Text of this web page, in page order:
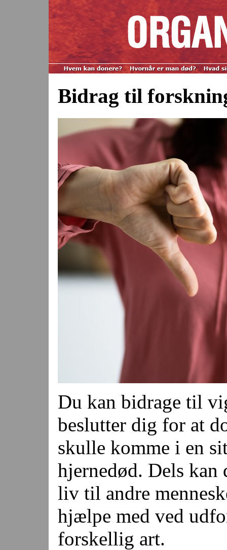
Bidrag til
Du kan bidrage til
beslutter dig for at
skulle komme i en
hjernedød. Dels
liv til andre
hjælpe med ved
forskellig art.